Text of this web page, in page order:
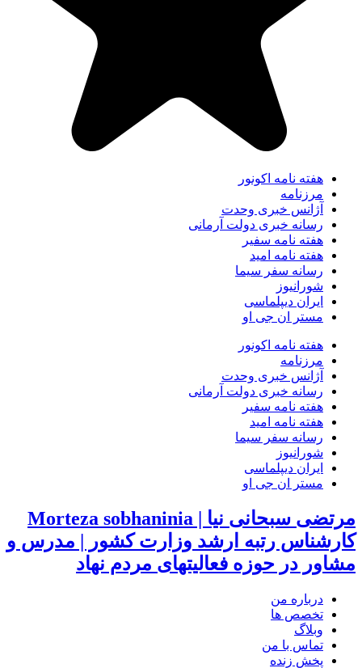
هفته نامه اکونور
مرزنامه
آژانس خبری وحدت
رسانه خبری دولت آرمانی
هفته نامه سفیر
هفته نامه امید
رسانه سفر سیما
شورانیوز
ایران دیپلماسی
مستر ان جی او
هفته نامه اکونور
مرزنامه
آژانس خبری وحدت
رسانه خبری دولت آرمانی
هفته نامه سفیر
هفته نامه امید
رسانه سفر سیما
شورانیوز
ایران دیپلماسی
مستر ان جی او
مرتضی سبحانی نیا | Morteza sobhaninia
کارشناس رتبه ارشد وزارت کشور | مدرس و
مشاور در حوزه فعالیتهای مردم نهاد
درباره من
تخصص ها
وبلاگ
تماس با من
پخش زنده